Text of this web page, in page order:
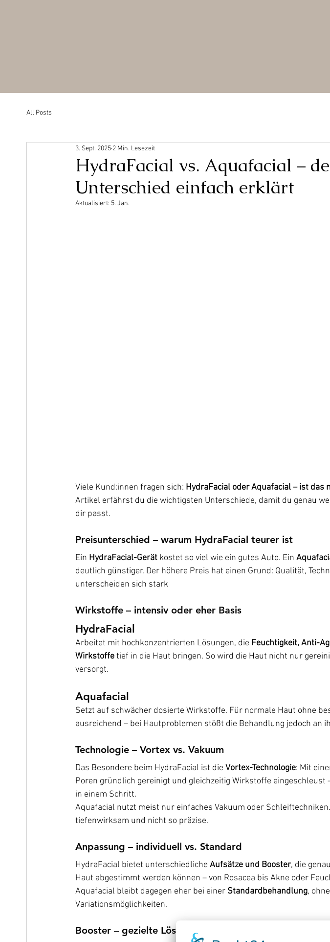
All Posts
HydraFacial vs. Aquafacial –
Unterschied einfach erklärt
3. Sept. 2025 2 Min. Lesezeit
Aktualisiert: 5. Jan.
Viele Kund:innen fragen sich: HydraFacial oder Aquafacial – ist das
Artikel erfährst du die wichtigsten Unterschiede, damit du genau
dir passt.
Preisunterschied – warum HydraFacial teurer ist
Ein HydraFacial-Gerät kostet so viel wie ein gutes Auto. Ein
deutlich günstiger. Der höhere Preis hat einen Grund: Qualität,
unterscheiden sich stark
Wirkstoffe – intensiv oder eher Basis
HydraFacial
Arbeitet mit hochkonzentrierten Lösungen, die Feuchtigkeit, Anti-
Wirkstoffe tief in die Haut bringen. So wird die Haut nicht nur
versorgt.
Aquafacial
Setzt auf schwächer dosierte Wirkstoffe. Für normale Haut ohne
ausreichend – bei Hautproblemen stößt die Behandlung jedoch an
Technologie – Vortex vs. Vakuum
Das Besondere beim HydraFacial ist die Vortex-Technologie: Mit
Poren gründlich gereinigt und gleichzeitig Wirkstoffe eingeschleust
in einem Schritt.
Aquafacial nutzt meist nur einfaches Vakuum oder
tiefenwirksam und nicht so präzise.
Anpassung – individuell vs. Standard
HydraFacial bietet unterschiedliche Aufsätze und Booster, die
Haut abgestimmt werden können – von Rosacea bis Akne oder
Aquafacial bleibt dagegen eher bei einer Standardbehandlung,
Variationsmöglichkeiten.
Booster – gezielte Lösungen für jedes Hautproblem